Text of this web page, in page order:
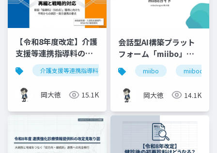
【令和8年度改定】介護
支援等連携指導料の再
編と戦略的対応｜指導
料2（500点）の要件整
理
介護支援等連携指導料 令和8年度診療報酬改定
岡大徳 15.1K
会話型AI構築プラット
フォーム「miibo」ガ
イド
miibo
岡大徳 14.1K